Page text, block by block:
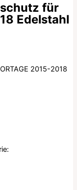
für
Edelstahl
2015-2018